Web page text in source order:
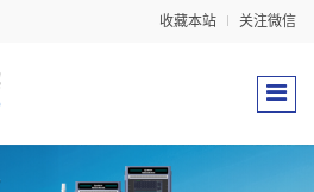
收藏本站 关注微信